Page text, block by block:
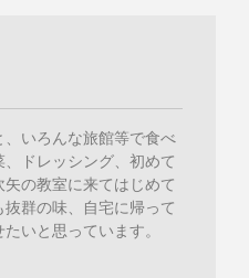
いろんな旅館等で食べ
ドレッシング、初めて
の教室に来てはじめて
群の味、自宅に帰って
いと思っています。